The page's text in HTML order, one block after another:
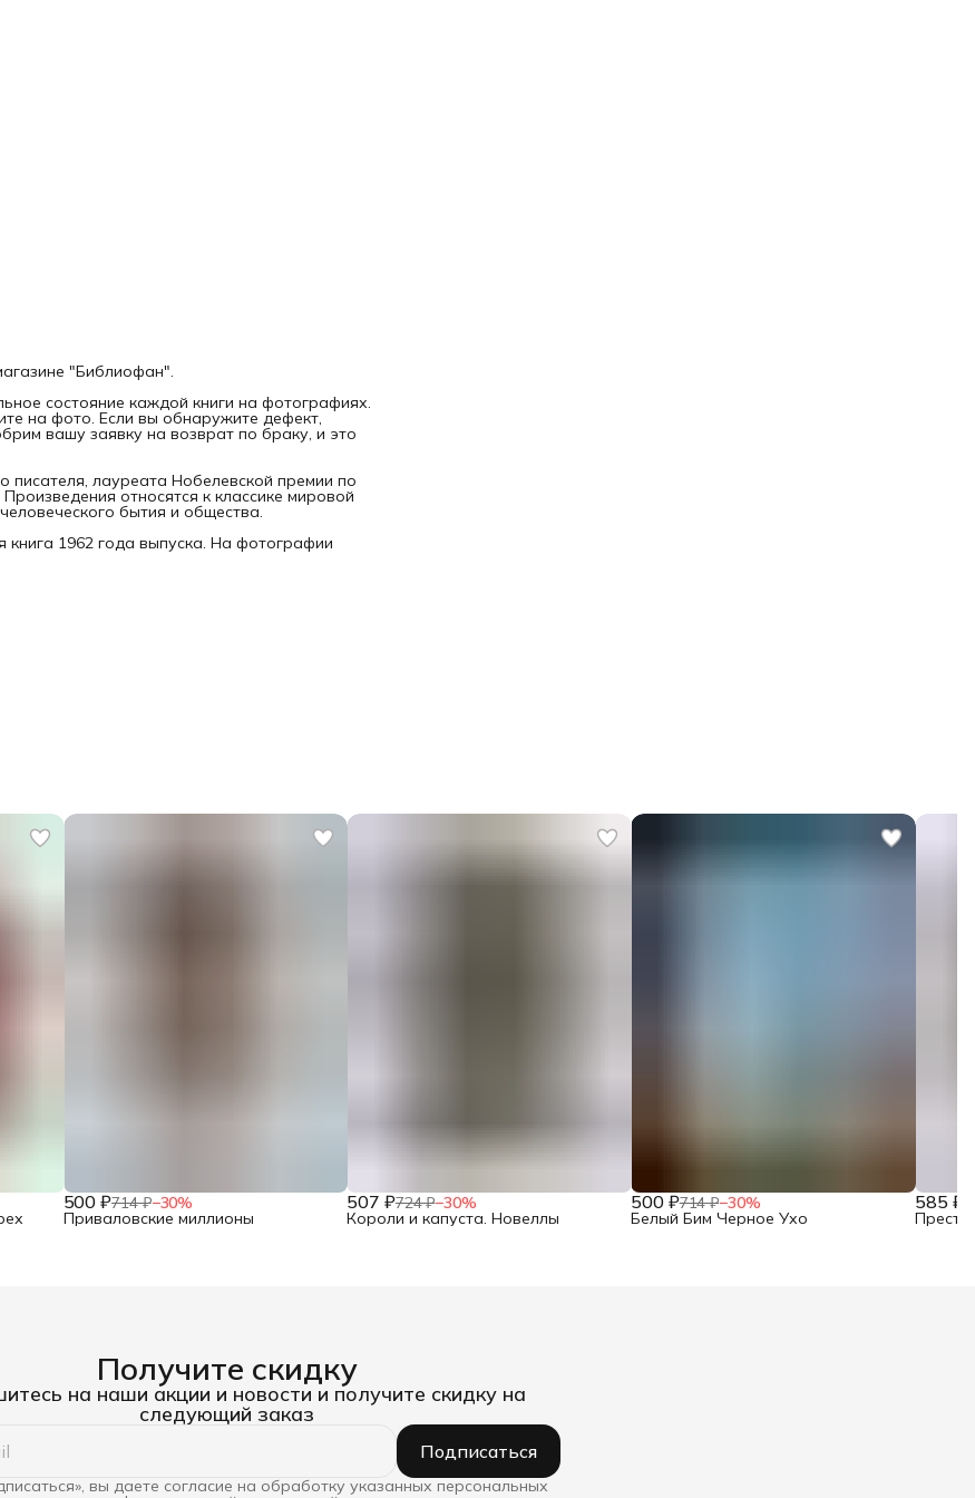
"Библиофан".
состояние каждой книги на фотографиях.
на фото. Если вы обнаружите дефект,
вашу заявку на возврат по браку, и это
лауреата Нобелевской премии по
относятся к классике мировой
бытия и общества.
1962 года выпуска. На фотографии
500 ₽714 ₽−30%
Приваловские миллионы
507 ₽724 ₽−30%
Короли и капуста. Новеллы
500 ₽714 ₽−30%
Белый Бим Черное Ухо
585 ₽
Получите скидку
на наши акции и новости и получите скидку на
следующий заказ
Подписаться
вы даете согласие на обработку указанных персональных